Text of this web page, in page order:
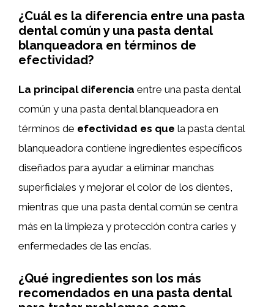
¿Cuál es la diferencia entre una pasta
dental común y una pasta dental
blanqueadora en términos de
efectividad?
La principal diferencia entre una pasta dental
común y una pasta dental blanqueadora en
términos de efectividad es que la pasta dental
blanqueadora contiene ingredientes específicos
diseñados para ayudar a eliminar manchas
superficiales y mejorar el color de los dientes,
mientras que una pasta dental común se centra
más en la limpieza y protección contra caries y
enfermedades de las encías.
¿Qué ingredientes son los más
recomendados en una pasta dental